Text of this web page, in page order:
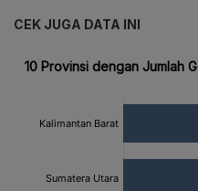
CEK JUGA DATA INI